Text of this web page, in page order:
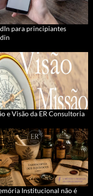
para principiantes
e Visão da ER Consultoria
Institucional não é